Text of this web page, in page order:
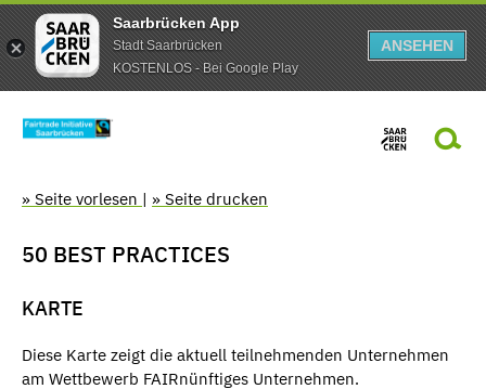
Saarbrücken App
Stadt Saarbrücken
KOSTENLOS - Bei Google Play
ANSEHEN
» Seite vorlesen | » Seite drucken
50 BEST PRACTICES
KARTE
Diese Karte zeigt die aktuell teilnehmenden Unternehmen
am Wettbewerb FAIRnünftiges Unternehmen.